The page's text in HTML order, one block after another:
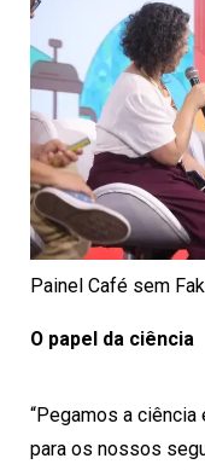
Painel Café sem
O papel da ciência
“Pegamos a
para os nossos